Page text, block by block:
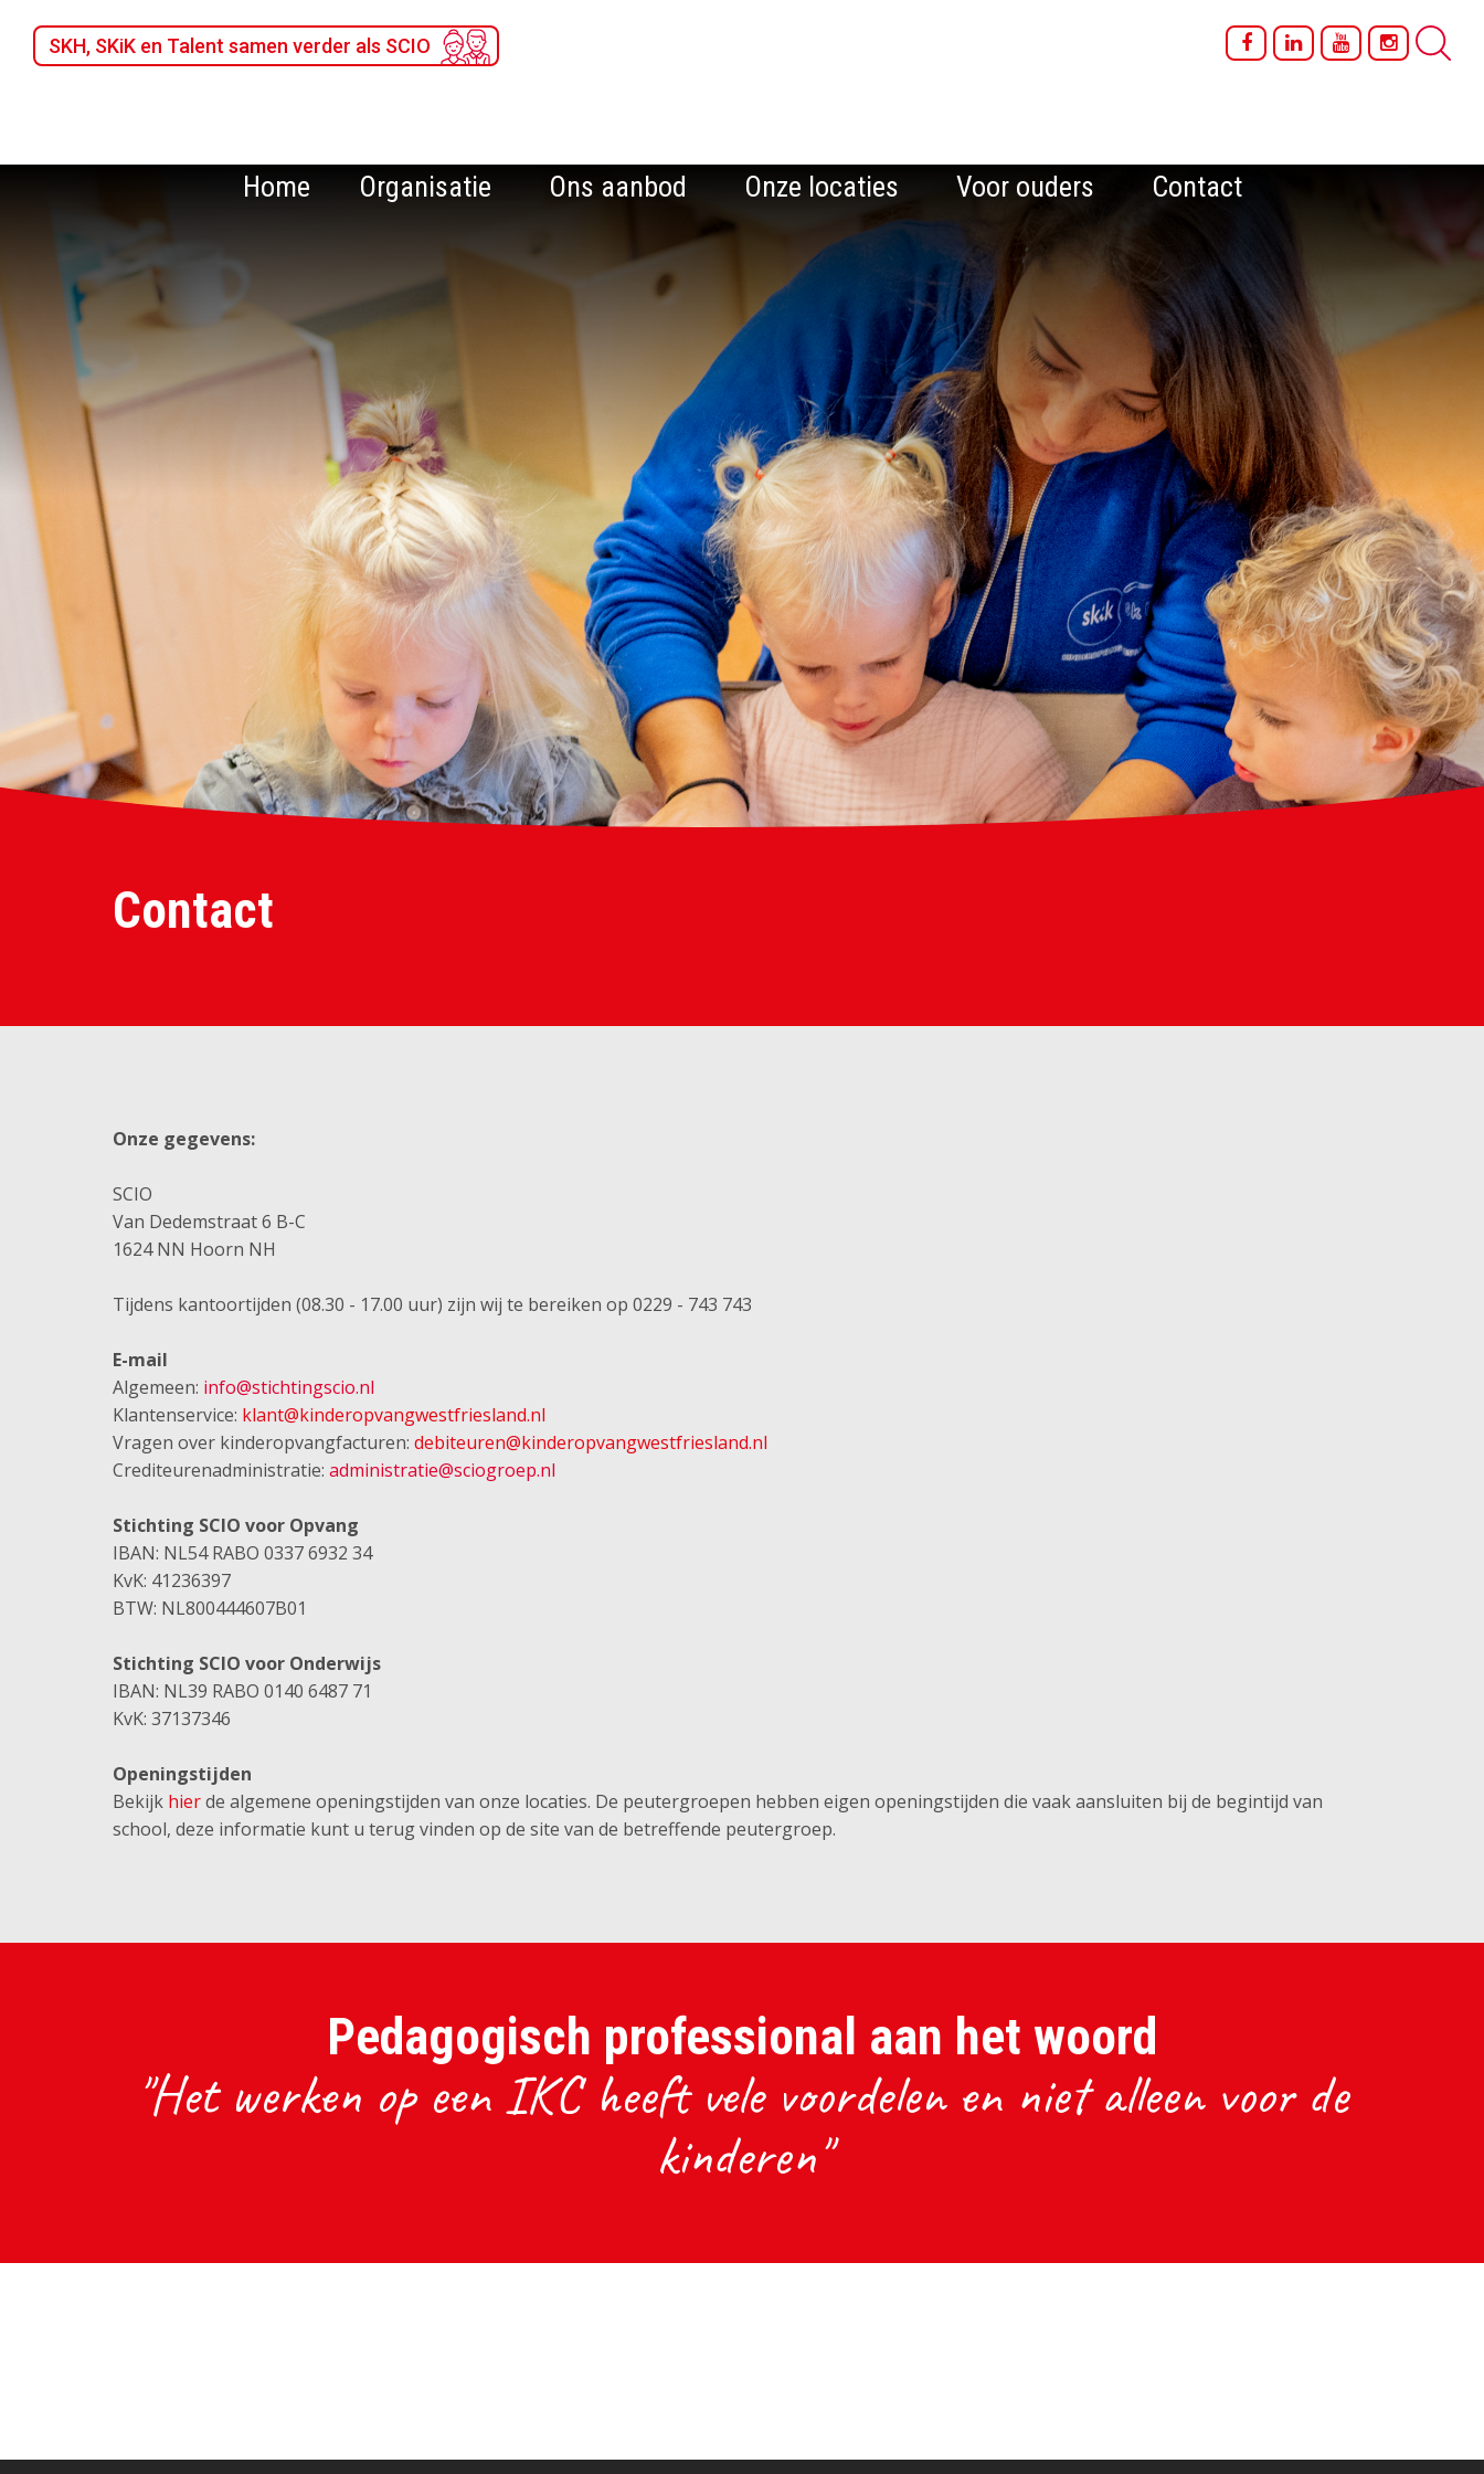
SKH, SKiK en Talent samen verder als SCIO
Home Organisatie Ons aanbod Onze locaties Voor ouders Contact
Contact
Onze gegevens:
SCIO
Van Dedemstraat 6 B-C
1624 NN Hoorn NH
Tijdens kantoortijden (08.30 - 17.00 uur) zijn wij te bereiken op 0229 - 743 743
E-mail
Algemeen: info@stichtingscio.nl
Klantenservice: klant@kinderopvangwestfriesland.nl
Vragen over kinderopvangfacturen: debiteuren@kinderopvangwestfriesland.nl
Crediteurenadministratie: administratie@sciogroep.nl
Stichting SCIO voor Opvang
IBAN: NL54 RABO 0337 6932 34
KvK: 41236397
BTW: NL800444607B01
Stichting SCIO voor Onderwijs
IBAN: NL39 RABO 0140 6487 71
KvK: 37137346
Openingstijden
Bekijk hierde algemene openingstijden van onze locaties. De peutergroepen hebben eigen openingstijden die vaak aansluiten bij de begintijd van
school, deze informatie kunt u terug vinden op de site van de betreffende peutergroep.
Pedagogisch professional aan het woord
"Het werken op een IKC heeft vele voordelen en niet alleen voor de
kinderen"